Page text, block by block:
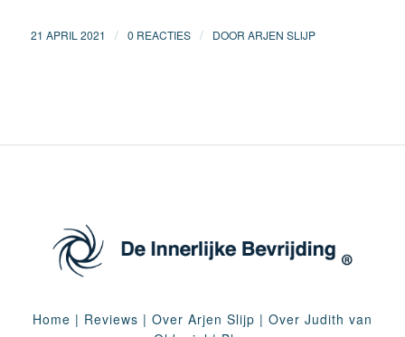
21 APRIL 2021 / 0 REACTIES / DOOR ARJEN SLIJP
Home | Reviews | Over Arjen Slijp | Over Judith van